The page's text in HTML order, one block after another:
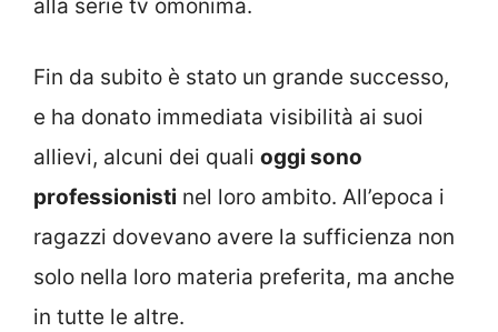
alla serie tv omonima.
Fin da subito è stato un grande successo,
e ha donato immediata visibilità ai suoi
allievi, alcuni dei quali oggi sono
professionisti nel loro ambito. All’epoca i
ragazzi dovevano avere la sufficienza non
solo nella loro materia preferita, ma anche
in tutte le altre.